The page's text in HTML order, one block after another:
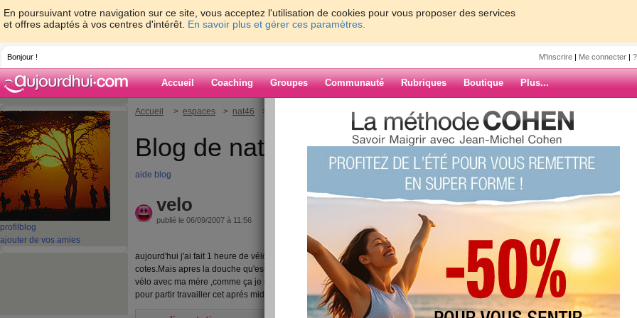
En poursuivant votre navigation sur ce site, vous acceptez l'utilisation de cookies pour vous proposer des services
et offres adaptés à vos centres d'intérêt. En savoir plus et gérer ces paramètres.
Bonjour ! M'inscrire | Me connecter |
Accueil Coaching Groupes Communauté Rubriques Boutique Plus...
profil blog
ajouter de vos amies
Accueil > espaces > nat46 > velo
Blog de nat46
aide blog
velo
publié le 06/09/2007 à 11:56
aujourd'hui j'ai fait 1 heure de vélo sur route et par chez nous il y a pal mal de
cotes.Mais apres la douche qu'est ce que je me suis sentie bien.En fait je fais du
vélo avec ma mére ,comme ça je suis plus motivée.Du coup j'ai la super forme
pour partir travailler cet aprés midi.
ARCHIVES